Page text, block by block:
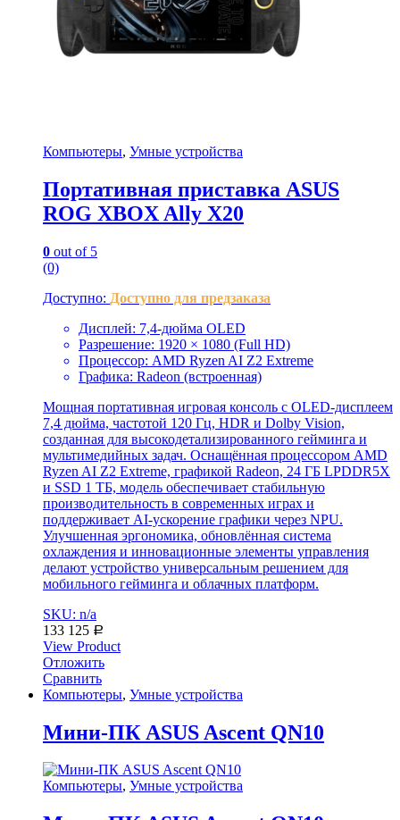
Компьютеры, Умные устройства
Портативная приставка ASUS
ROG XBOX Ally X20
0 out of 5
(0)
Доступно: Доступно для предзаказа
Дисплей: 7,4-дюйма OLED
Разрешение: 1920 × 1080 (Full HD)
Процессор: AMD Ryzen AI Z2 Extreme
Графика: Radeon (встроенная)
Мощная портативная игровая консоль с OLED-дисплеем
7,4 дюйма, частотой 120 Гц, HDR и Dolby Vision,
созданная для высокодетализированного гейминга и
мультимедийных задач. Оснащённая процессором AMD
Ryzen AI Z2 Extreme, графикой Radeon, 24 ГБ LPDDR5X
и SSD 1 ТБ, модель обеспечивает стабильную
производительность в современных играх и
поддерживает AI-ускорение графики через NPU.
Улучшенная эргономика, обновлённая система
охлаждения и инновационные элементы управления
делают устройство универсальным решением для
мобильного гейминга и облачных платформ.
SKU: n/a
133 125 Р
View Product
Отложить
Сравнить
Компьютеры, Умные устройства
Мини-ПК ASUS Ascent QN10
Компьютеры, Умные устройства